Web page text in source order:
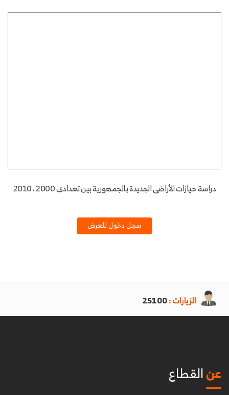
دراسة حيازات الأراضى الجديدة بالجمهورية بين تعدادى 2000 ، 2010
سجل دخول للعرض
الزيارات :25100
عنالقطاع